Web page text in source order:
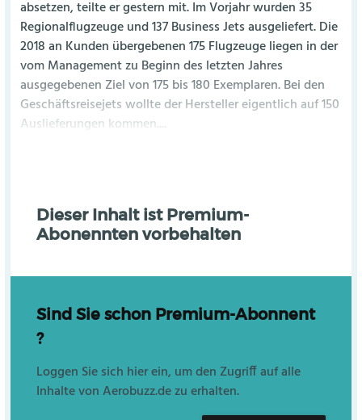
absetzen, teilte er gestern mit. Im Vorjahr wurden 35
Regionalflugzeuge und 137 Business Jets ausgeliefert. Die
2018 an Kunden übergebenen 175 Flugzeuge liegen in der
vom Management zu Beginn des letzten Jahres
ausgegebenen Ziel von 175 bis 180 Exemplaren. Bei den
Geschäftsreisejets wollte der Hersteller eigentlich auf 150
Auslieferungen kommen....
Dieser Inhalt ist Premium-
Abonennten vorbehalten
Sind Sie schon Premium-Abonnent
?
Loggen Sie sich hier ein, um den Zugriff auf alle
Inhalte von Aerobuzz.de zu erhalten.